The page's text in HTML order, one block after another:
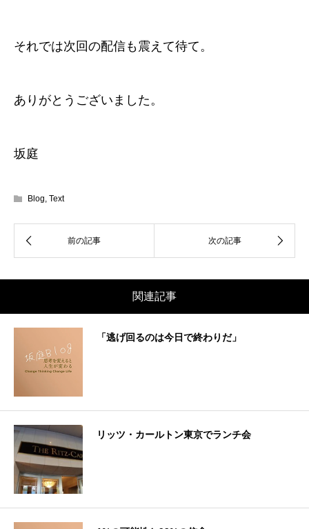
それでは次回の配信も震えて待て。
ありがとうございました。
坂庭
Blog, Text
関連記事
「逃げ回るのは今日で終わりだ」
リッツ・カールトン東京でランチ会